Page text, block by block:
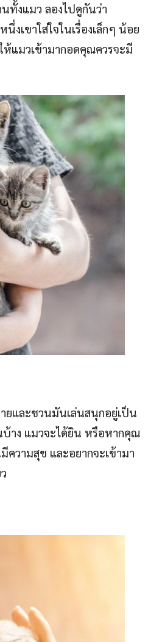
ทั้งแมว ลองไปดูกันว่า
งเขาใส่ใจในเรื่องเล็กๆ น้อย
แมวเข้ามากอดคุณควรจะมี
ยและชวนมันเล่นสนุกอยู่เป็น
าง แมวจะได้ยิน หรือหากคุณ
วามสุข และอยากจะเข้ามา